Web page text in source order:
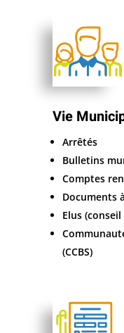
Vie
Arrêtés
Bulletins
Comptes
Documents
Elus
(CCBS)